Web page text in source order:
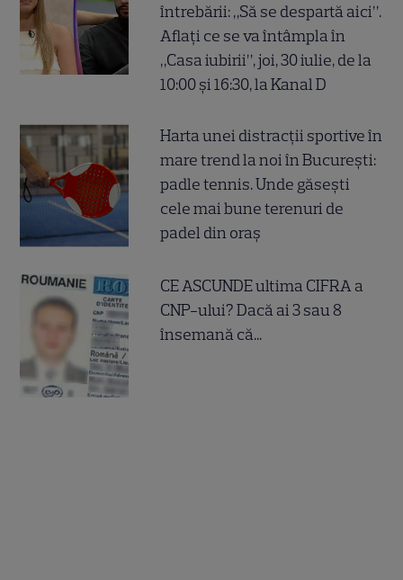
întrebării: „Să se despartă aici”.
Aflați ce se va întâmpla în
„Casa iubirii”, joi, 30 iulie, de la
10:00 și 16:30, la Kanal D
Harta unei distracții sportive în
mare trend la noi în București:
padle tennis. Unde găsești
cele mai bune terenuri de
padel din oraș
CE ASCUNDE ultima CIFRA a
CNP-ului? Dacă ai 3 sau 8
însemană că...